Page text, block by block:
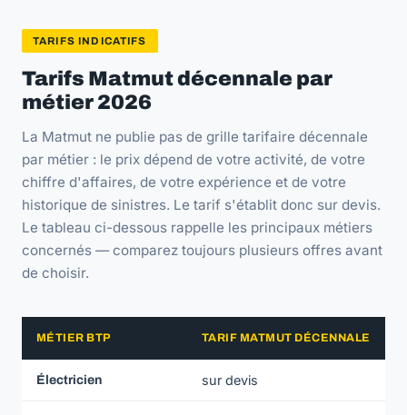
TARIFS INDICATIFS
Tarifs Matmut décennale par
métier 2026
La Matmut ne publie pas de grille tarifaire décennale
par métier : le prix dépend de votre activité, de votre
chiffre d'affaires, de votre expérience et de votre
historique de sinistres. Le tarif s'établit donc sur devis.
Le tableau ci-dessous rappelle les principaux métiers
concernés — comparez toujours plusieurs offres avant
de choisir.
MÉTIER BTP TARIF MATMUT DÉCENNALE
Électricien sur devis